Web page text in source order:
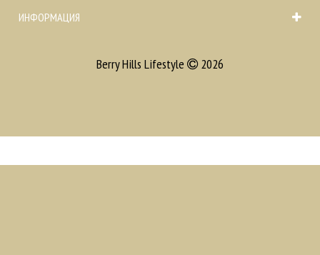
ИНФОРМАЦИЯ
Berry Hills Lifestyle 2026